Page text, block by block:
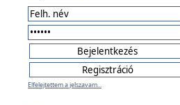
Elfelejtettem a jelszavam...